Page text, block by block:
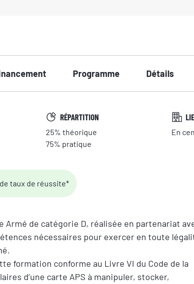
Programme Détails
RÉPARTITION
25% théorique
75% pratique
En
de taux de réussite*
Armé de catégorie D, réalisée en partenariat
nécessaires pour exercer en toute
formation conforme au Livre VI du Code de la
d’une carte APS à manipuler, stocker,